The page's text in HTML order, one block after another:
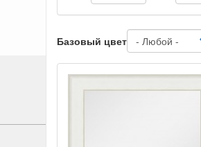
Базовый цвет